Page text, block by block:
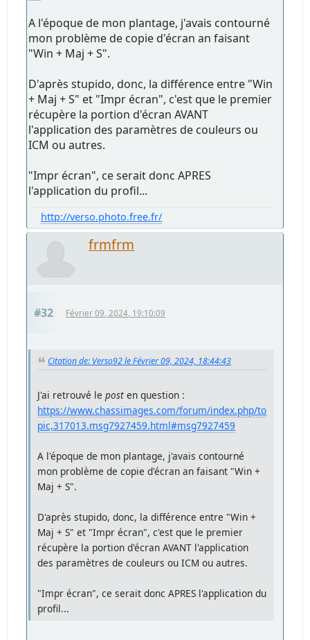
A l'époque de mon plantage, j'avais contourné
mon problème de copie d'écran an faisant
"Win + Maj + S".
D'après stupido, donc, la différence entre "Win
+ Maj + S" et "Impr écran", c'est que le premier
récupère la portion d'écran AVANT
l'application des paramètres de couleurs ou
ICM ou autres.
"Impr écran", ce serait donc APRES
l'application du profil...
http://verso.photo.free.fr/
frmfrm
#32 Février 09, 2024, 19:10:09
Citation de: Verso92 le Février 09, 2024, 18:44:43
J'ai retrouvé lepost en question :
https://www.chassimages.com/forum/index.php/to
pic,317013.msg7927459.html#msg7927459
A l'époque de mon plantage, j'avais contourné
mon problème de copie d'écran an faisant "Win +
Maj + S".
D'après stupido, donc, la différence entre "Win +
Maj + S" et "Impr écran", c'est que le premier
récupère la portion d'écran AVANT l'application
des paramètres de couleurs ou ICM ou autres.
"Impr écran", ce serait donc APRES l'application du
profil...